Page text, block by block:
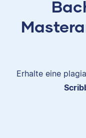
Erhalte eine